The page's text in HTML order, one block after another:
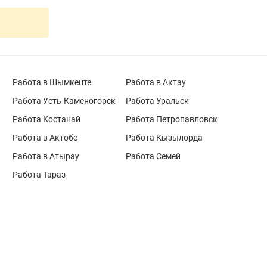
Работа в Шымкенте
Работа Усть-Каменогорск
Работа Костанай
Работа в Актобе
Работа в Атырау
Работа Тараз
Работа в Актау
Работа Уральск
Работа Петропавловск
Работа Кызылорда
Работа Семей